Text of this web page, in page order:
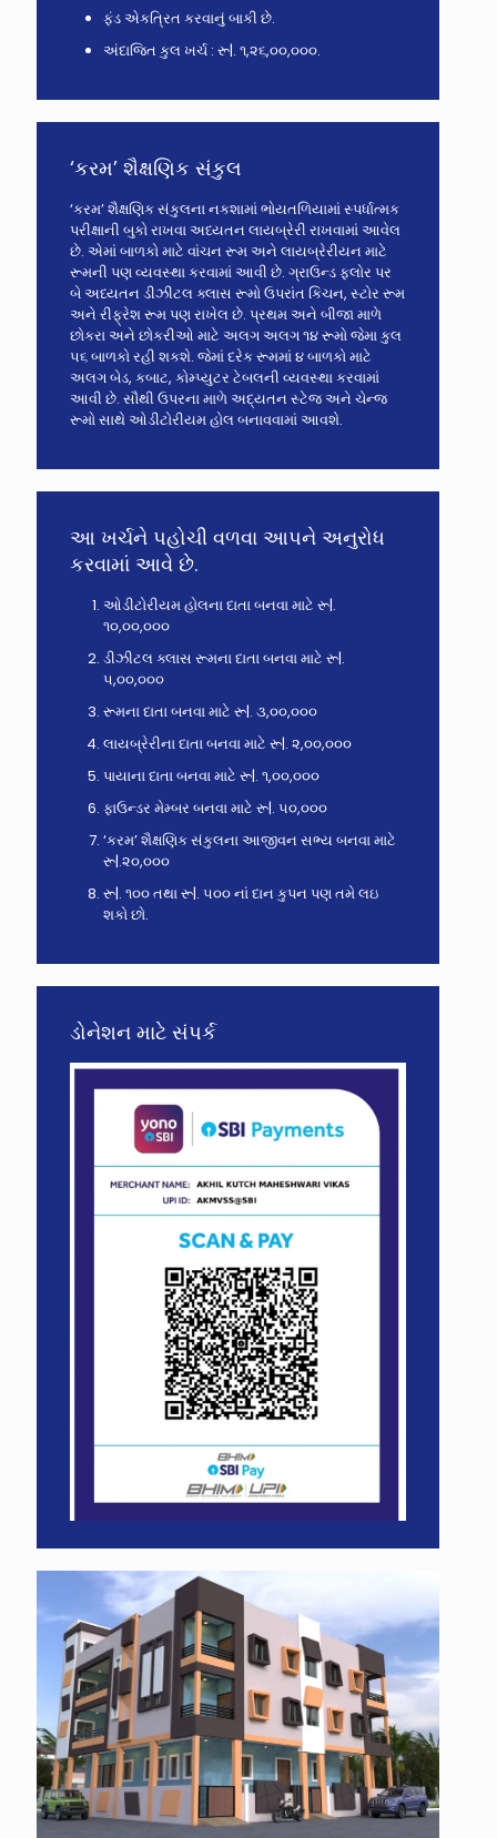
ફંડ એકત્રિત કરવાનું બાકી છે.
અંદાજિત કુલ ખર્ચ : રૂ|. ૧,૨૬,૦૦,૦૦૦.
‘કરમ’ શૈક્ષણિક સંકુલ
‘કરમ’ શૈક્ષણિક સંકુલના નકશામાં ભોયતળિયામાં સ્પર્ધાત્મક
પરીક્ષાની બુકો રાખવા અધ્યતન લાયબ્રેરી રાખવામાં આવેલ
છે. એમાં બાળકો માટે વાંચન રૂમ અને લાયબ્રેરીયન માટે
રૂમની પણ વ્યવસ્થા કરવામાં આવી છે. ગ્રાઉન્ડ ફ્લોર પર
બે અધ્યતન ડીઝીટલ ક્લાસ રૂમો ઉપરાંત કિચન, સ્ટોર રૂમ
અને રીફ્રેશ રૂમ પણ રાખેલ છે. પ્રથમ અને બીજા માળે
છોકરા અને છોકરીઓ માટે અલગ અલગ ૧૪ રૂમો જેમા કુલ
૫૬ બાળકો રહી શકશે. જેમાં દરેક રૂમમાં ૪ બાળકો માટે
અલગ બેડ, કબાટ, કોમ્પ્યુટર ટેબલની વ્યવસ્થા કરવામાં
આવી છે. સૌથી ઉપરના માળે અદ્યતન સ્ટેજ અને ચેન્જ
રૂમો સાથે ઓડીટોરીયમ હોલ બનાવવામાં આવશે.
આ ખર્ચને પહોચી વળવા આપને અનુરોધ
કરવામાં આવે છે.
ઓડીટોરીયમ હોલના દાતા બનવા માટે રૂ|.
૧૦,૦૦,૦૦૦
ડીઝીટલ ક્લાસ રૂમના દાતા બનવા માટે રૂ|.
૫,૦૦,૦૦૦
રૂમના દાતા બનવા માટે રૂ|. ૩,૦૦,૦૦૦
લાયબ્રેરીના દાતા બનવા માટે રૂ|. ૨,૦૦,૦૦૦
પાયાના દાતા બનવા માટે રૂ|. ૧,૦૦,૦૦૦
ફાઉન્ડર મેમ્બર બનવા માટે રૂ|. ૫૦,૦૦૦
‘કરમ’ શૈક્ષણિક સંકુલના આજીવન સભ્ય બનવા માટે
રૂ|.૨૦,૦૦૦
રૂ|. ૧૦૦ તથા રૂ|. ૫૦૦ નાં દાન કુપન પણ તમે લઇ
શકો છો.
ડોનેશન માટે સંપર્ક